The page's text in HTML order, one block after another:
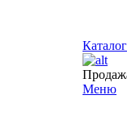
Каталог
Меню